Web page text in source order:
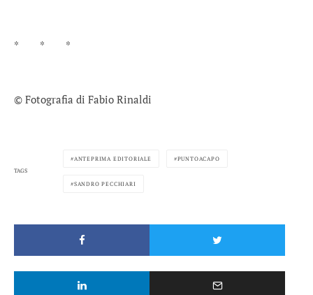
* * *
© Fotografia di Fabio Rinaldi
TAGS
ANTEPRIMA EDITORIALE PUNTOACAPO
SANDRO PECCHIARI